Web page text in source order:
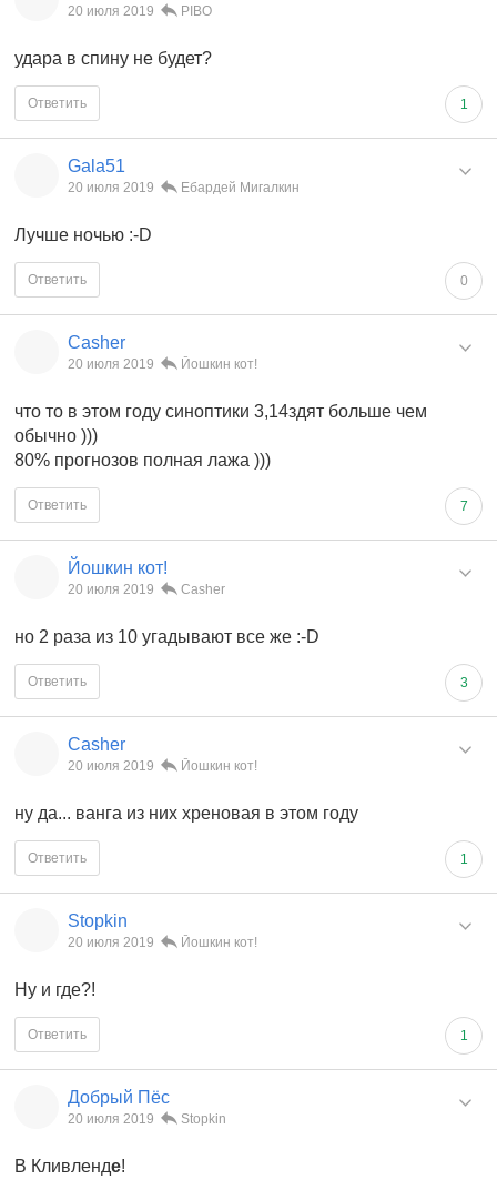
20 июля 2019 PIBO
удара в спину не будет?
1
Ответить
Gala51
20 июля 2019 Ебардей Мигалкин
Лучше ночью :-D
0
Ответить
Casher
20 июля 2019 Йошкин кот!
что то в этом году синоптики 3,14здят больше чем
обычно )))
80% прогнозов полная лажа )))
7
Ответить
Йошкин кот!
20 июля 2019 Casher
но 2 раза из 10 угадывают все же :-D
3
Ответить
Casher
20 июля 2019 Йошкин кот!
ну да... ванга из них хреновая в этом году
1
Ответить
Stopkin
20 июля 2019 Йошкин кот!
Ну и где?!
1
Ответить
Добрый Пёс
20 июля 2019 Stopkin
В Кливленде!